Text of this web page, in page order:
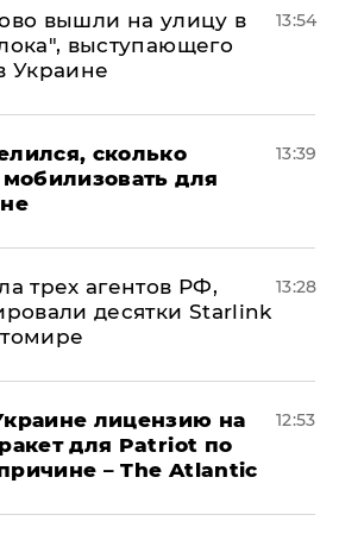
вышли на улицу в
выступающего
Украине
13:54
сколько
для
13:39
трех агентов РФ,
десятки Starlink
13:28
лицензию на
для Patriot по
– The Atlantic
12:53